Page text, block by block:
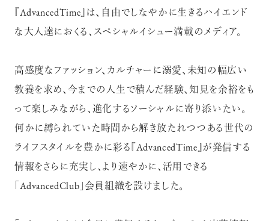
の巨匠のアイデアから生まれた時計
が17億円で落札！！
禁断の不倫が夫婦の純愛をあぶり
出す“振りきったな”と感じた現代版・
谷崎映画『鍵』。愛は嫉妬を越えるの
俳優
『AdvancedTime』は、自由でしなやかに生きるハイエンド
な大人達におくる、スペシャルイシュー満載のメディア。
高感度なファッション、カルチャーに溺愛、未知の幅広い
教養を求め、今までの人生で積んだ経験、知見を余裕をも
って楽しみながら、進化するソーシャルに寄り添いたい。
何かに縛られていた時間から解き放たれつつある世代の
ライフスタイルを豊かに彩る『AdvancedTime』が発信する
情報をさらに充実し、より速やかに、活用できる
「AdvancedClub」会員組織を設けました。